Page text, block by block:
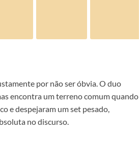
por não ser óbvia. O duo
encontra um terreno comum quando
e despejaram um set pesado,
no discurso.